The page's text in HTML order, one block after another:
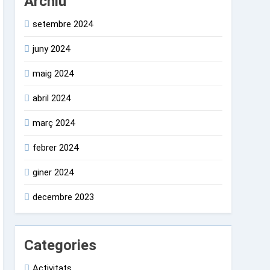
setembre 2024
juny 2024
maig 2024
abril 2024
març 2024
febrer 2024
giner 2024
decembre 2023
Categories